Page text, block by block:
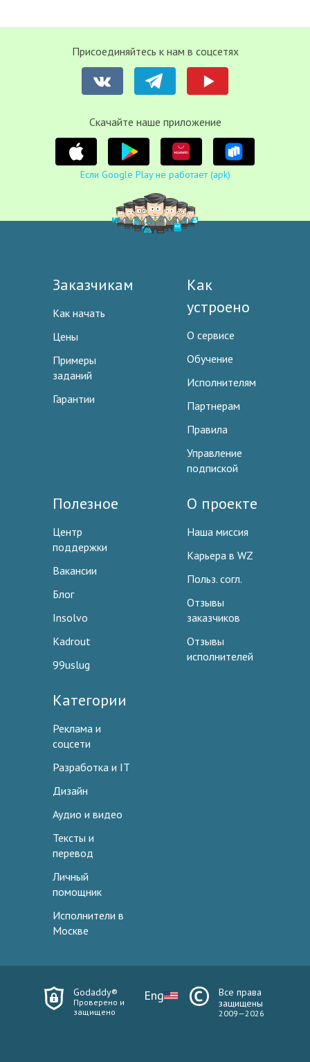
Присоединяйтесь к нам в соцсетях
Cкачайте наше приложение
Если Google Play не работает (apk)
Заказчикам
Как начать
Цены
Примеры
заданий
Гарантии
Как
устроено
О сервисе
Обучение
Исполнителям
Партнерам
Правила
Управление
подпиской
Полезное
Центр
поддержки
Вакансии
Блог
Insolvo
Kadrout
99uslug
О проекте
Наша миссия
Карьера в WZ
Польз. согл.
Отзывы
заказчиков
Отзывы
исполнителей
Категории
Реклама и
соцсети
Разработка и IT
Дизайн
Аудио и видео
Тексты и
перевод
Личный
помощник
Исполнители в
Москве
Godaddy®
Проверено и
защищено
Eng
Все права
защищены
2009—2026